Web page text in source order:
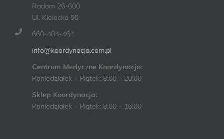
Radom 26-600
Ul. Kielecka 90
660-404-464
info@koordynacja.com.pl
Centrum Medyczne Koordynacja:
Poniedziałek – Piątek: 8:00 – 20:00
Sklep Koordynacja:
Poniedziałek – Piątek: 8:00 – 16:00